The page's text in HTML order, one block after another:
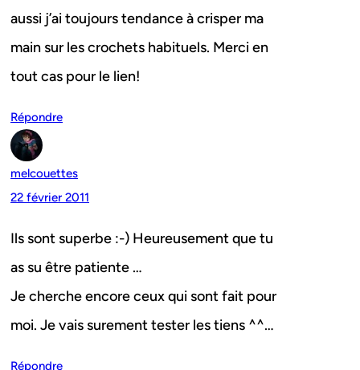
aussi j’ai toujours tendance à crisper ma
main sur les crochets habituels. Merci en
tout cas pour le lien!
Répondre
melcouettes
22 février 2011
Ils sont superbe :-) Heureusement que tu
as su être patiente …
Je cherche encore ceux qui sont fait pour
moi. Je vais surement tester les tiens ^^…
Répondre